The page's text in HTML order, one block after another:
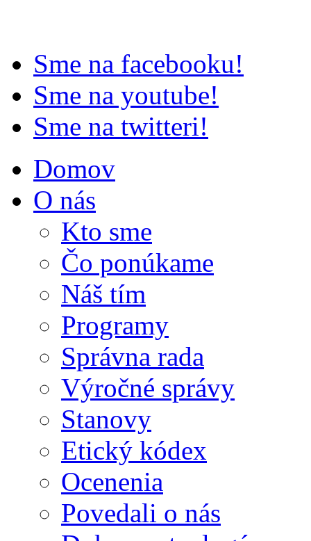
Sme na facebooku!
Sme na youtube!
Sme na twitteri!
Domov
O nás
Kto sme
Čo ponúkame
Náš tím
Programy
Správna rada
Výročné správy
Stanovy
Etický kódex
Ocenenia
Povedali o nás